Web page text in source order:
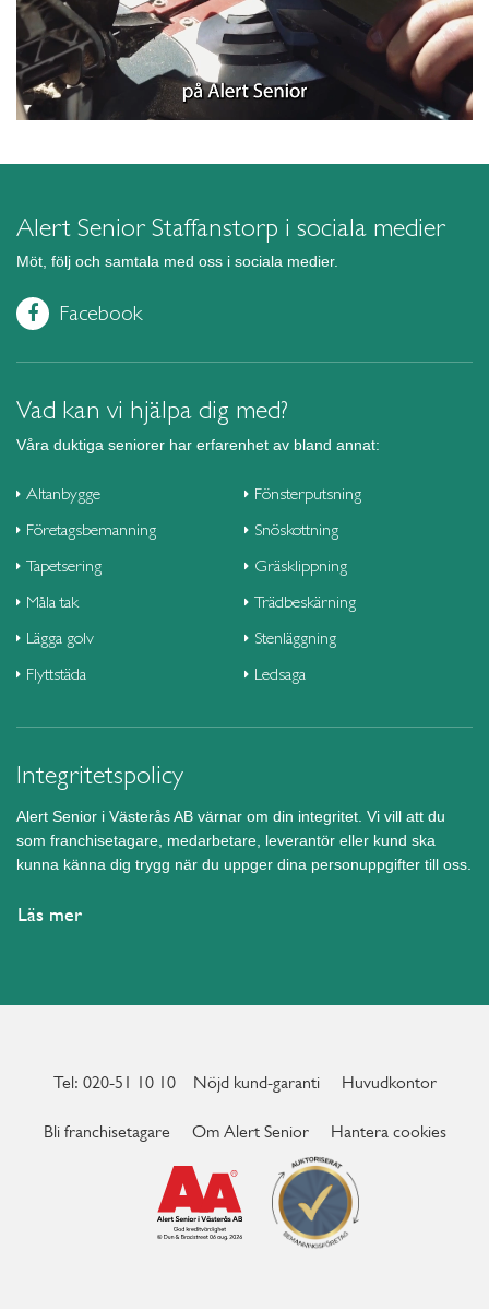
Alert Senior Staffanstorp i sociala medier
Möt, följ och samtala med oss i sociala medier.
Facebook
Vad kan vi hjälpa dig med?
Våra duktiga seniorer har erfarenhet av bland annat:
Altanbygge
Företagsbemanning
Tapetsering
Måla tak
Lägga golv
Flyttstäda
Fönsterputsning
Snöskottning
Gräsklippning
Trädbeskärning
Stenläggning
Ledsaga
Integritetspolicy
Alert Senior i Västerås AB värnar om din integritet. Vi vill att du
som franchisetagare, medarbetare, leverantör eller kund ska
kunna känna dig trygg när du uppger dina personuppgifter till oss.
Läs mer
Tel: 020-51 10 10 Nöjd kund-garanti Huvudkontor
Bli franchisetagare Om Alert Senior Hantera cookies